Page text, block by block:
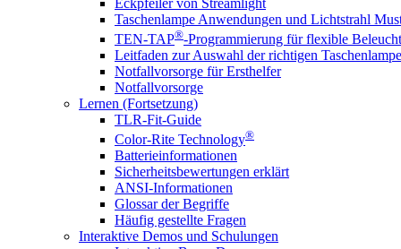
Taschenlampe Anwendungen und Lichtstrahl
TEN-TAP®-Programmierung für flexible
Leitfaden zur Auswahl der richtigen Taschenlampe
Notfallvorsorge für Ersthelfer
Notfallvorsorge
Lernen (Fortsetzung)
TLR-Fit-Guide
Color-Rite Technology®
Batterieinformationen
Sicherheitsbewertungen erklärt
ANSI-Informationen
Glossar der Begriffe
Häufig gestellte Fragen
Interaktive Demos und Schulungen